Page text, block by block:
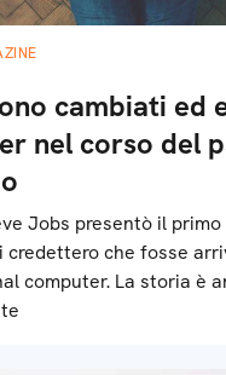
cambiati ed
nel corso del
Jobs presentò il primo
credettero che fosse
computer. La storia è